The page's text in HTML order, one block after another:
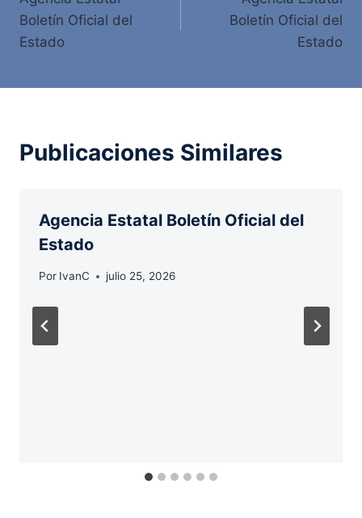
de
entradas
Boletín Oficial del
Estado
Boletín Oficial del
Estado
Publicaciones Similares
Agencia Estatal Boletín Oficial del
Estado
Por IvanC julio 25, 2026